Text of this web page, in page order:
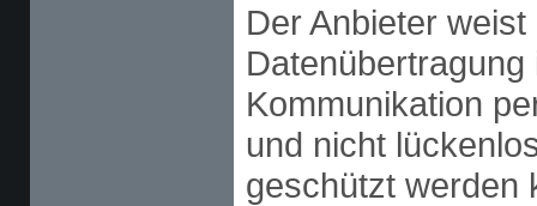
Der Anbieter
Kommunikation
und nicht
geschützt werden